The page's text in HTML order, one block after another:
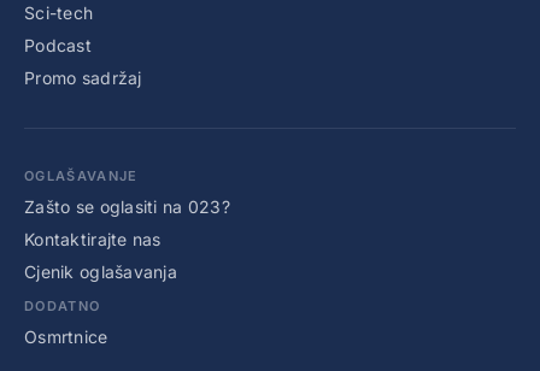
Sci-tech
Podcast
Promo sadržaj
OGLAŠAVANJE
Zašto se oglasiti na 023?
Kontaktirajte nas
Cjenik oglašavanja
DODATNO
Osmrtnice